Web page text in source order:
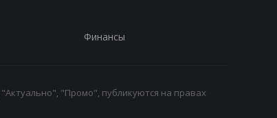
Финансы
"Промо", публикуются на правах